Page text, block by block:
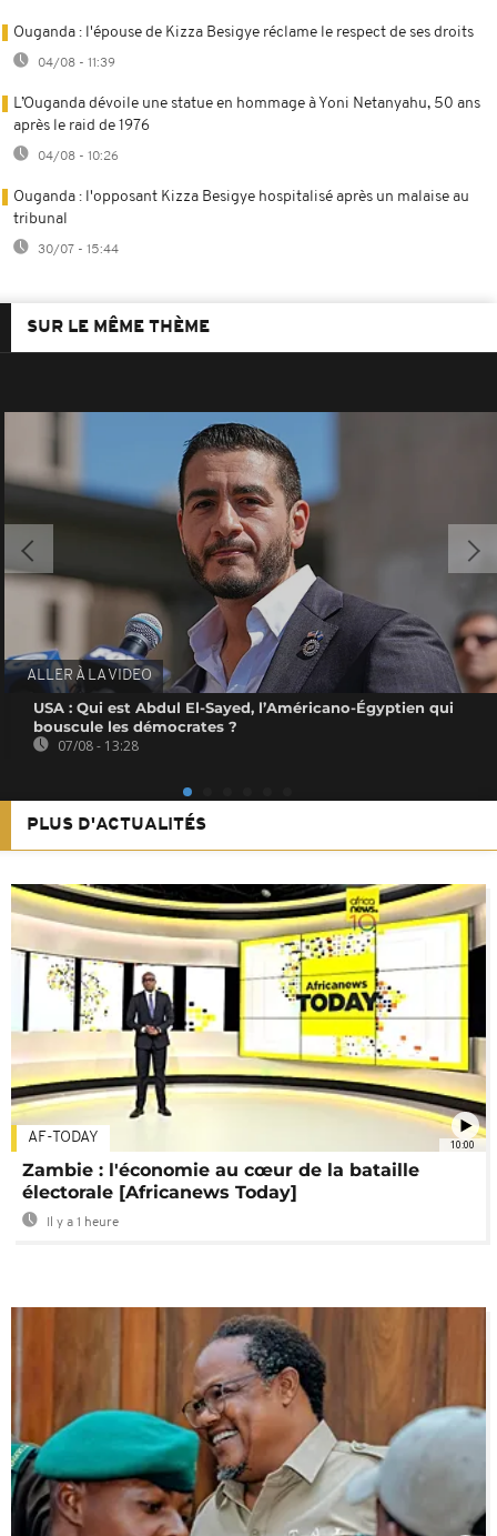
Ouganda : l'épouse de Kizza Besigye réclame le respect de ses droits
04/08 - 11:39
L’Ouganda dévoile une statue en hommage à Yoni Netanyahu, 50 ans
après le raid de 1976
04/08 - 10:26
Ouganda : l'opposant Kizza Besigye hospitalisé après un malaise au
tribunal
30/07 - 15:44
SUR LE MÊME THÈME
ALLER À LA VIDEO
USA : Qui est Abdul El-Sayed, l’Américano-Égyptien qui
bouscule les démocrates ?
07/08 - 13:28
PLUS D'ACTUALITÉS
10:00
AF-TODAY
Zambie : l'économie au cœur de la bataille
électorale [Africanews Today]
Il y a 1 heure